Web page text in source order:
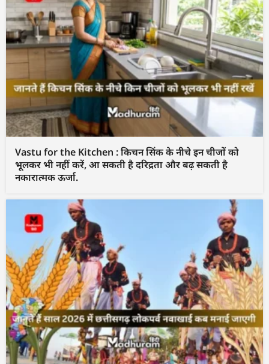
Vastu for the Kitchen : किचन सिंक के नीचे इन चीजों को
भूलकर भी नहीं करें, आ सकती है दरिद्रता और बढ़ सकती है
नकारात्मक ऊर्जा.